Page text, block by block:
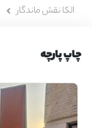
الکا نقش ماندگار
چاپ پارچه